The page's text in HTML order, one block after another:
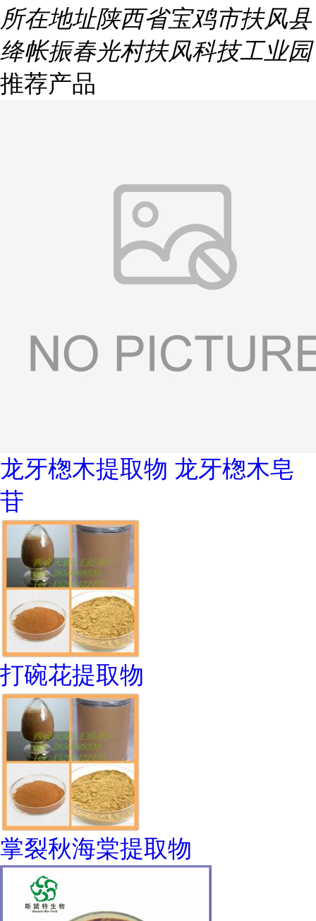
所在地址陕西省宝鸡市扶风县
绛帐振春光村扶风科技工业园
推荐产品
龙牙楤木提取物 龙牙楤木皂
苷
打碗花提取物
掌裂秋海棠提取物